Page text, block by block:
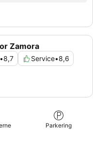
Zamora
•8,7 Service•8,6
Parkering